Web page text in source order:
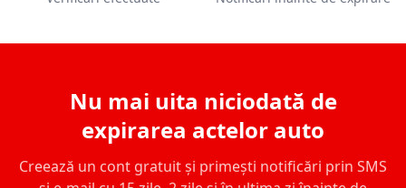
Nu mai uita niciodată de
expirarea actelor auto
Creează un cont gratuit și primești notificări prin SMS